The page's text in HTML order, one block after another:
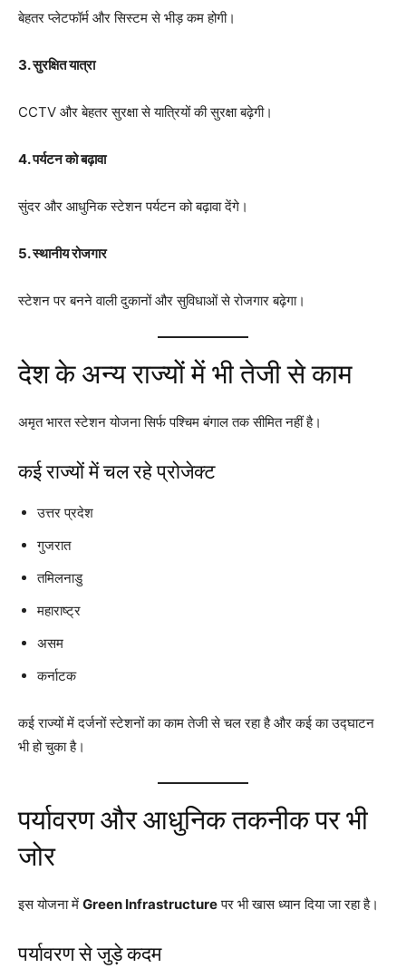
बेहतर प्लेटफॉर्म और सिस्टम से भीड़ कम होगी।
3. सुरक्षित यात्रा
CCTV और बेहतर सुरक्षा से यात्रियों की सुरक्षा बढ़ेगी।
4. पर्यटन को बढ़ावा
सुंदर और आधुनिक स्टेशन पर्यटन को बढ़ावा देंगे।
5. स्थानीय रोजगार
स्टेशन पर बनने वाली दुकानों और सुविधाओं से रोजगार बढ़ेगा।
देश के अन्य राज्यों में भी तेजी से काम
अमृत भारत स्टेशन योजना सिर्फ पश्चिम बंगाल तक सीमित नहीं है।
कई राज्यों में चल रहे प्रोजेक्ट
उत्तर प्रदेश
गुजरात
तमिलनाडु
महाराष्ट्र
असम
कर्नाटक
कई राज्यों में दर्जनों स्टेशनों का काम तेजी से चल रहा है और कई का उद्घाटन
भी हो चुका है।
पर्यावरण और आधुनिक तकनीक पर भी
जोर
इस योजना में Green Infrastructureपर भी खास ध्यान दिया जा रहा है।
पर्यावरण से जुड़े कदम